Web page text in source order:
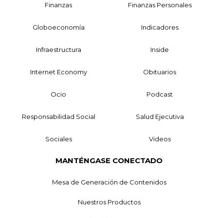
Finanzas Finanzas Personales
Globoeconomía Indicadores
Infraestructura Inside
Internet Economy Obituarios
Ocio Podcast
Responsabilidad Social Salud Ejecutiva
Sociales Videos
MANTÉNGASE CONECTADO
Mesa de Generación de Contenidos
Nuestros Productos